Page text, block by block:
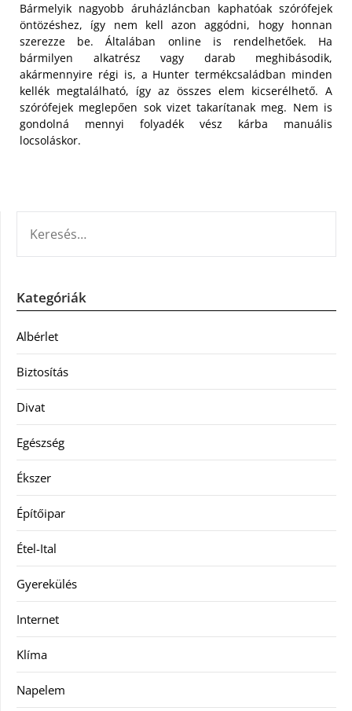
Bármelyik nagyobb áruházláncban kaphatóak szórófejek
öntözéshez, így nem kell azon aggódni, hogy honnan
szerezze be. Általában online is rendelhetőek. Ha
bármilyen alkatrész vagy darab meghibásodik,
akármennyire régi is, a Hunter termékcsaládban minden
kellék megtalálható, így az összes elem kicserélhető. A
szórófejek meglepően sok vizet takarítanak meg. Nem is
gondolná mennyi folyadék vész kárba manuális
locsoláskor.
Kategóriák
Albérlet
Biztosítás
Divat
Egészség
Ékszer
Építőipar
Étel-Ital
Gyerekülés
Internet
Klíma
Napelem